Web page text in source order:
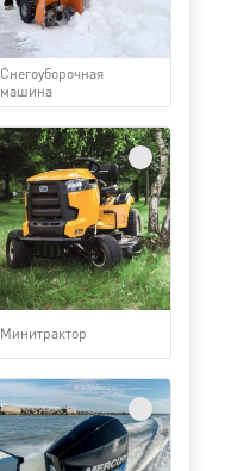
Снегоуборочная
машина
Минитрактор